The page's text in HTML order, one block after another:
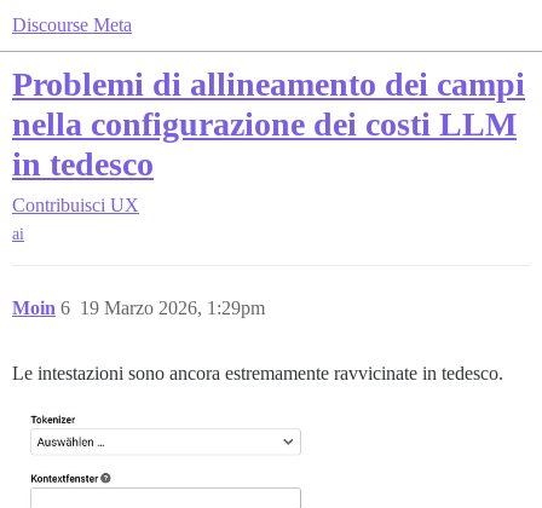
Discourse Meta
Problemi di allineamento dei campi
nella configurazione dei costi LLM
in tedesco
Contribuisci UX
ai
Moin 19 Marzo 2026, 1:29pm
6
Le intestazioni sono ancora estremamente ravvicinate in tedesco.